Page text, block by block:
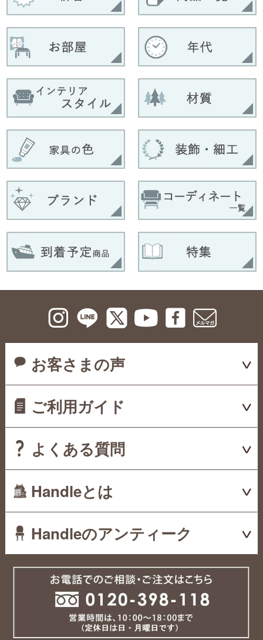
お客さまの声
ご利用ガイド
よくある質問
Handleとは
Handleのアンティーク